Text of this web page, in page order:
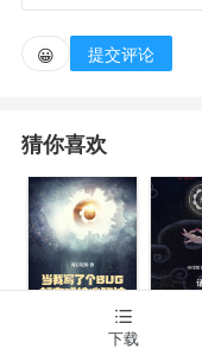
北极灰狼匍匐在
做侧夫或者没有名
底层雄性大黑豹带
在您身边，可我这
最危险的蛟蛇向
尽手段让你属于我
😀 提交评论
猜你喜欢
下载